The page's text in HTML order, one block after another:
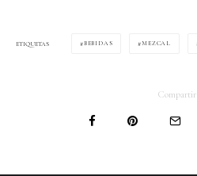
ETIQUETAS BEBIDAS MEZCAL
Compartir